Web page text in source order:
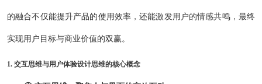
的融合不仅能提升产品的使用效率，还能激发用户的情感共鸣，最终
实现用户目标与商业价值的双赢。
1. 交互思维与用户体验设计思维的核心概念